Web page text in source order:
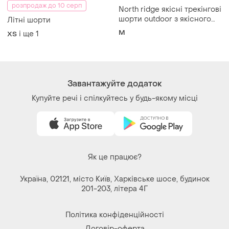
Ми у соц.мережах
© 2026Shafa.ua